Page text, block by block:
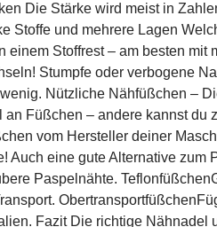
Die Stärke wird meist in
Stoffe und mehrere Lagen
Stoffrest – am besten
Stumpfe oder verbogene
Nützliche Nähfüßchen –
Füßchen – andere kannst du
vom Hersteller deiner
eine gute Alternative zum
Paspelnähte.
Fazit Die richtige